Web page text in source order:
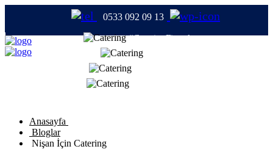
0533 092 09 13
#CateringFirmaları
Anasayfa
Bloglar
Nişan İçin Catering